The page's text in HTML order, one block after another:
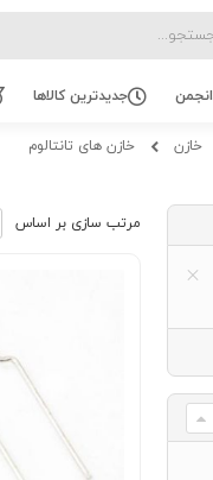
انجمن جدیدترین کالاها
خازن خازن های تانتالوم
مرتب سازی بر اساس